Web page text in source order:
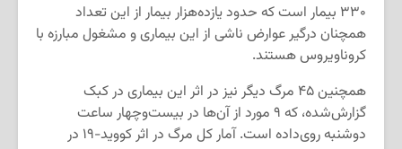
۳۳۰ بیمار است که حدود یازده‌هزار بیمار از این تعداد
همچنان درگیر عوارض ناشی از این بیماری و مشغول مبارزه با
کروناویروس هستند.
همچنین ۴۵ مرگ دیگر نیز در اثر این بیماری در کبک
گزارش‌شده، که ۹ مورد از آن‌ها در بیست‌وچهار ساعت
دوشنبه روی‌داده است. آمار کل مرگ در اثر کووید-۱۹ در